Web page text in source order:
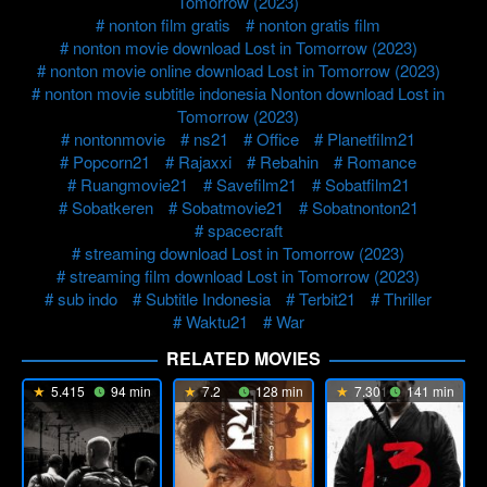
nonton film gratis
nonton gratis film
nonton movie download Lost in Tomorrow (2023)
nonton movie online download Lost in Tomorrow (2023)
nonton movie subtitle indonesia Nonton download Lost in
Tomorrow (2023)
nontonmovie
ns21 Office
Planetfilm21
Popcorn21
Rajaxxi Rebahin
Romance
Ruangmovie21
Savefilm21
Sobatfilm21
Sobatkeren
Sobatmovie21
Sobatnonton21
spacecraft
streaming download Lost in Tomorrow (2023)
streaming film download Lost in Tomorrow (2023)
sub indo
Subtitle Indonesia Terbit21
Thriller
Waktu21
War
RELATED MOVIES
5.415 94 min 7.2 128 min 7.301 141 min